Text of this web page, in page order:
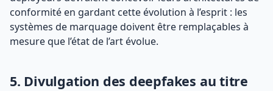
conformité en gardant cette évolution à l’esprit : les
systèmes de marquage doivent être remplaçables à
mesure que l’état de l’art évolue.
5. Divulgation des deepfakes au titre